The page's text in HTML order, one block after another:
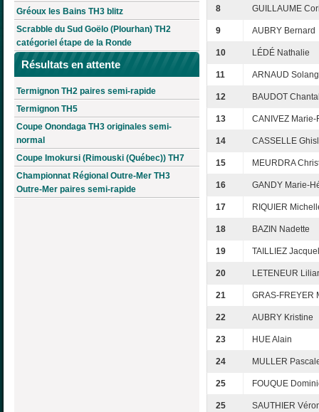
Gréoux les Bains TH3 blitz
Scrabble du Sud Goëlo (Plourhan) TH2
catégoriel étape de la Ronde
Résultats en attente
Termignon TH2 paires semi-rapide
Termignon TH5
Coupe Onondaga TH3 originales semi-
normal
Coupe Imokursi (Rimouski (Québec)) TH7
Championnat Régional Outre-Mer TH3
Outre-Mer paires semi-rapide
8 GUILLAUME
9 AUBRY Bernard
10 LÉDÉ Nathalie
11 ARNAUD
12 BAUDOT
13 CANIVEZ Marie-
14 CASSELLE
15 MEURDRA
16 GANDY Marie-
17 RIQUIER
18 BAZIN Nadette
19 TAILLIEZ
20 LETENEUR
21 GRAS-FREYER
22 AUBRY Kristine
23 HUE Alain
24 MULLER
25 FOUQUE
25 SAUTHIER